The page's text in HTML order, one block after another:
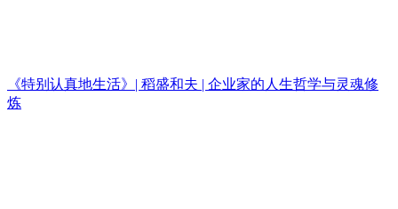
《特别认真地生活》| 稻盛和夫 | 企业家的人生哲学与灵魂修
炼